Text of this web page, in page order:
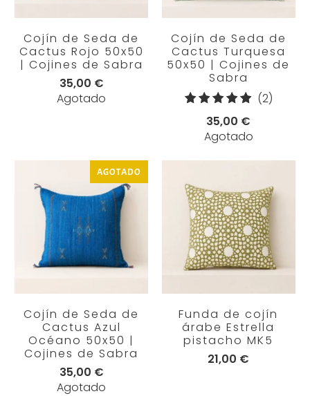
Cojín de Seda de
Cactus Rojo 50x50
| Cojines de Sabra
35,00 €
Agotado
Cojín de Seda de
Cactus Turquesa
50x50 | Cojines de
Sabra
(2)2
35,00 €
Agotado
AGOTADO
Cojín de Seda de
Cactus Azul
Océano 50x50 |
Cojines de Sabra
35,00 €
Agotado
Funda de cojín
árabe Estrella
pistacho MK5
21,00 €